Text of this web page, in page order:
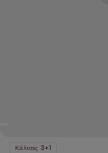
Κάλτσες 3+1